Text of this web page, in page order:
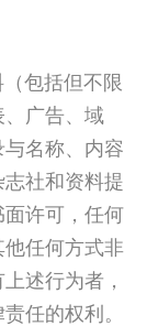
包括但不限
广告、域
名称、内容
社和资料提
许可，任何
他任何方式非
述行为者，
任的权利。